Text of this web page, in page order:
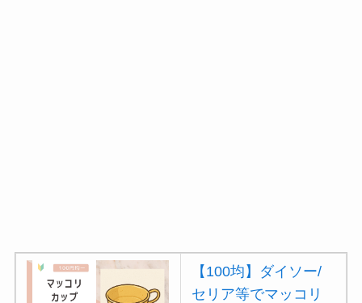
【100均】ダイソー/
セリア等でマッコリ